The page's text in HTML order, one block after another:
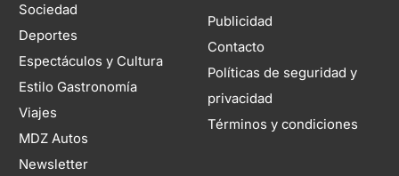
Sociedad
Deportes
Espectáculos y Cultura
Estilo Gastronomía
Viajes
MDZ Autos
Newsletter
Publicidad
Contacto
Políticas de seguridad y
privacidad
Términos y condiciones